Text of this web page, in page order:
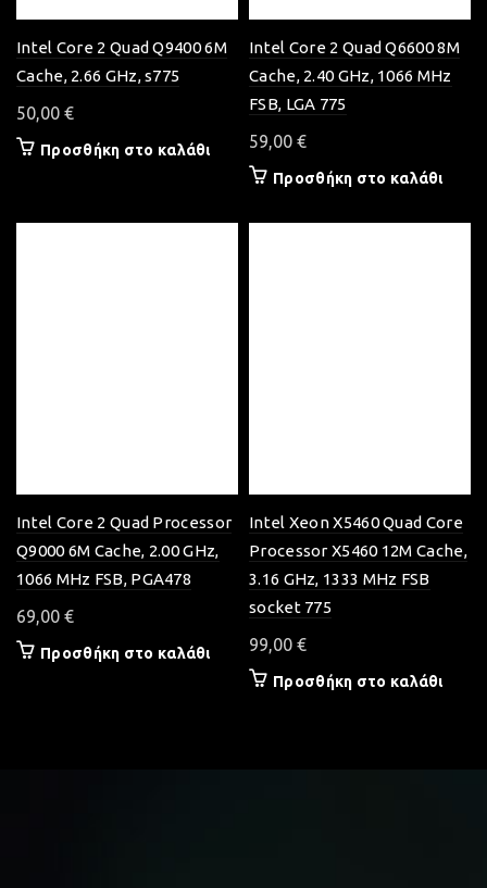
Intel Core 2 Quad Q9400 6M
Cache, 2.66 GHz, s775
50,00 €
Προσθήκη στο καλάθι
Intel Core 2 Quad Q6600 8M
Cache, 2.40 GHz, 1066 MHz
FSB, LGA 775
59,00 €
Προσθήκη στο καλάθι
Intel Core 2 Quad Processor
Q9000 6M Cache, 2.00 GHz,
1066 MHz FSB, PGA478
69,00 €
Προσθήκη στο καλάθι
Intel Xeon X5460 Quad Core
Processor X5460 12M Cache,
3.16 GHz, 1333 MHz FSB
socket 775
99,00 €
Προσθήκη στο καλάθι